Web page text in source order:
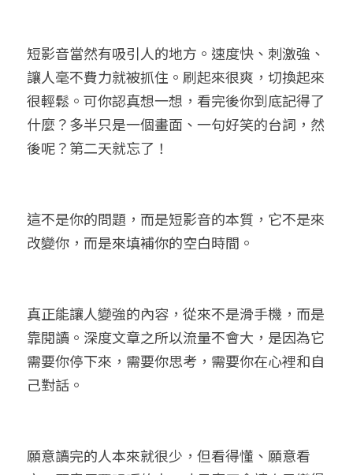
短影音當然有吸引人的地方。速度快、刺激強、
讓人毫不費力就被抓住。刷起來很爽，切換起來
很輕鬆。可你認真想一想，看完後你到底記得了
什麼？多半只是一個畫面、一句好笑的台詞，然
後呢？第二天就忘了！
這不是你的問題，而是短影音的本質，它不是來
改變你，而是來填補你的空白時間。
真正能讓人變強的內容，從來不是滑手機，而是
靠閱讀。深度文章之所以流量不會大，是因為它
需要你停下來，需要你思考，需要你在心裡和自
己對話。
願意讀完的人本來就很少，但看得懂、願意看